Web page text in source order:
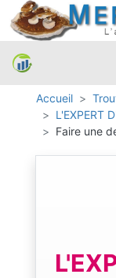
Accueil
L'EXPERT
Faire une